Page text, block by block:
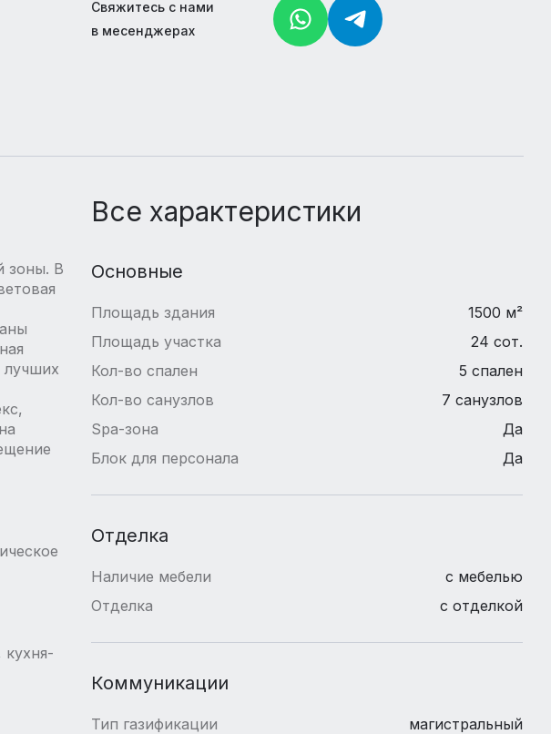
Свяжитесь с нами
в месенджерах
зоны. В
лучших
кухня-
Все характеристики
Основные
Площадь здания
1500 м²
Площадь участка
24 сот.
Кол-во спален
5 спален
Кол-во санузлов
7 санузлов
Spa-зона
Да
Блок для персонала
Да
Отделка
Наличие мебели
с мебелью
Отделка
с отделкой
Коммуникации
Тип газификации
магистральный